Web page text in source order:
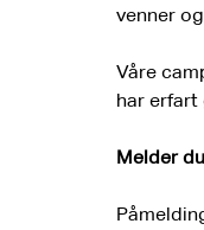
venner
Våre
har erfart
Melder